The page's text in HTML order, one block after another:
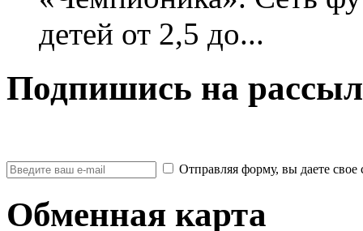
детей от 2,5 до...
Подпишись на
Отправляя форму, вы даете
Обменная карта